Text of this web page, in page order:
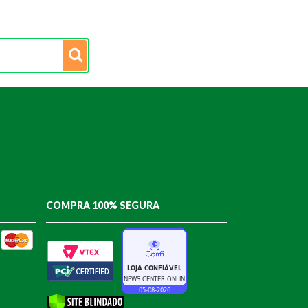
COMPRA 100% SEGURA